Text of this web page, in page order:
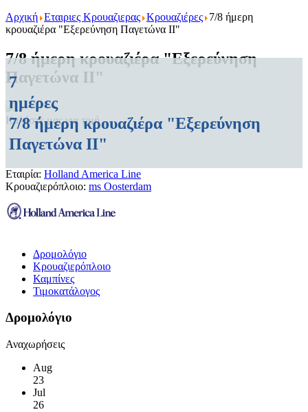
Αρχική Εταιριες Κρουαζιερας Κρουαζιέρες 7/8 ήμερη
κρουαζιέρα "Εξερεύνηση Παγετώνα II"
7/8 ήμερη κρουαζιέρα "Εξερεύνηση
Παγετώνα II"
Καλέστε μας για τιμή
7
ημέρες
7/8 ήμερη κρουαζιέρα "Εξερεύνηση
Παγετώνα II"
Εταιρία: Holland America Line
Κρουαζιερόπλοιο: ms Oosterdam
Δρομολόγιο
Κρουαζιερόπλοιο
Καμπίνες
Τιμοκατάλογος
Δρομολόγιο
Αναχωρήσεις
Aug
23
Jul
26